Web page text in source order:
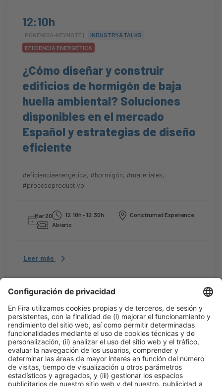
12:10h
PONENCIA-KEYNOTE |
INDUSTRY&TALKS
EFICIENCIA ENERGÉTICA
¿Cómo diseñar y construir
edificios de hormigón de baja
huella ambiental? Soluciones
disponibles en el mercado
Español y estrategias de diseño
eficiente
#eficienciaenergética, #hormigón, #materiales,
#procesoproductivo
Mar 20 12:10h - 12:30h
Construmat Experience
Abierto
Leer más
12:20h
PONENCIA-KEYNOTE |
SUSTAINABLE BUILDING CONGRESS
VIVIENDA SOCIAL
SFJ6 102 Viviendas sociales en